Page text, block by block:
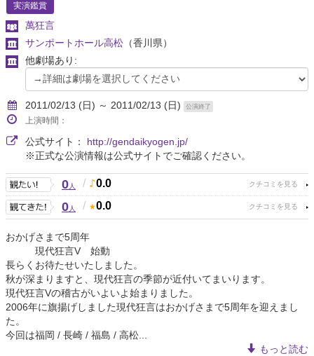
実演鑑賞
萬狂言
サンポートホール高松 （香川県）
他劇場あり:
2011/02/13 (日) ～ 2011/02/13 (日) 公演終了
上演時間：
公式サイト： http://gendaikyogen.jp/
※正式な公演情報は公式サイトでご確認ください。
0人 / 0.0
0人 / 0.0
おかげさまで5周年
現代狂言V 始動
長らくお待たせいたしました。
秋が深まりますと、現代狂言の季節が近付いてまいります。
現代狂言Vの稽古がいよいよ始まりました。
2006年に旗揚げしました現代狂言はおかげさまで5周年を迎えまし
た。
今回は福岡 / 長崎 / 福島 / 高松...
もっと読む